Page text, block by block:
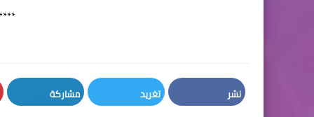
نشر تغريد مشاركة